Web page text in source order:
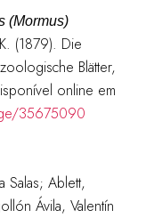
(Mormus)
(1879). Die
Blätter,
online em
35675090
Salas; Ablett,
Ávila, Valentín